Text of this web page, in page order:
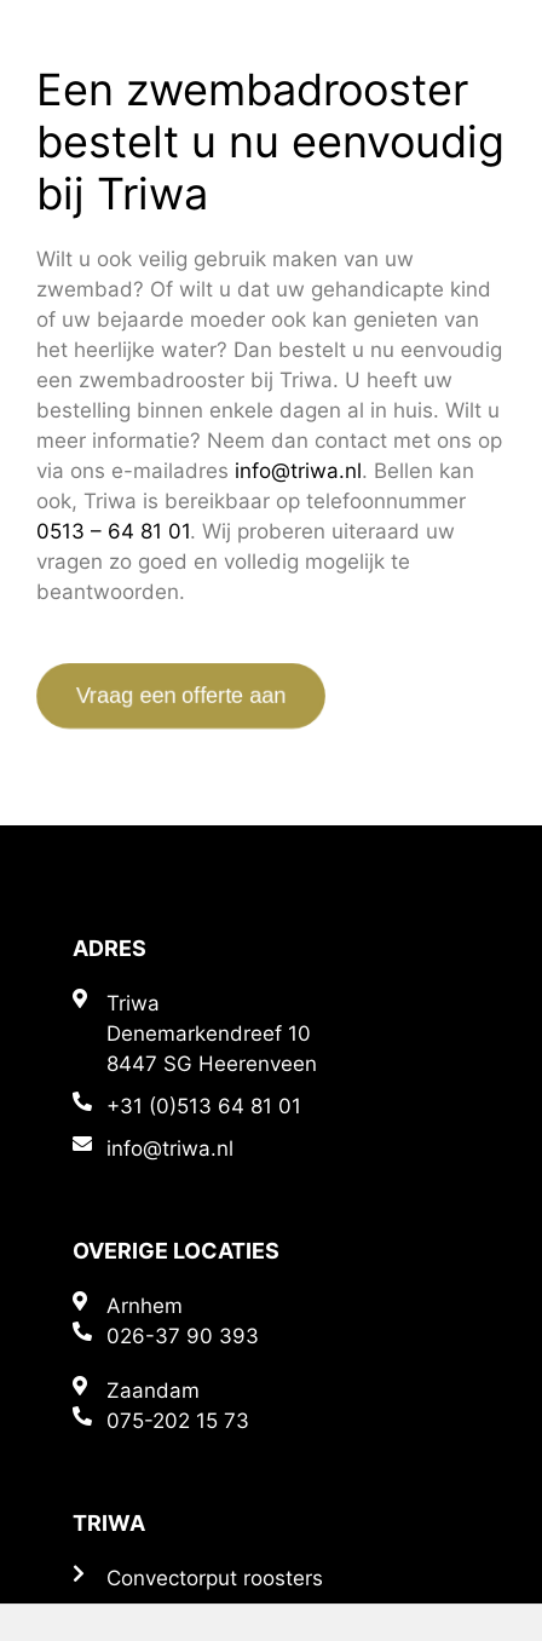
Een zwembadrooster
bestelt u nu eenvoudig
bij Triwa
Wilt u ook veilig gebruik maken van uw
zwembad? Of wilt u dat uw gehandicapte kind
of uw bejaarde moeder ook kan genieten van
het heerlijke water? Dan bestelt u nu eenvoudig
een zwembadrooster bij Triwa. U heeft uw
bestelling binnen enkele dagen al in huis. Wilt u
meer informatie? Neem dan contact met ons op
via ons e-mailadres info@triwa.nl. Bellen kan
ook, Triwa is bereikbaar op telefoonnummer
0513 – 64 81 01. Wij proberen uiteraard uw
vragen zo goed en volledig mogelijk te
beantwoorden.
Vraag een offerte aan
ADRES
Triwa
Denemarkendreef 10
8447 SG Heerenveen
+31 (0)513 64 81 01
info@triwa.nl
OVERIGE LOCATIES
Arnhem
026-37 90 393
Zaandam
075-202 15 73
TRIWA
Convectorput roosters